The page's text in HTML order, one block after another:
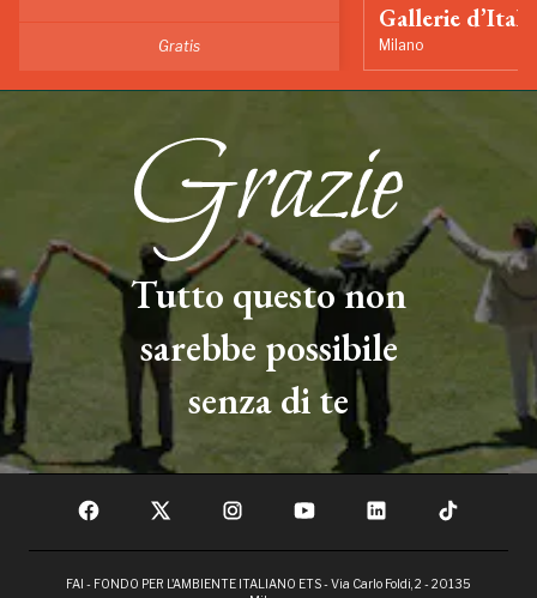
Gratis
Gallerie
Milano
Tutto questo non
sarebbe possibile
senza di te
FAI - FONDO PER L'AMBIENTE ITALIANO ETS - Via Carlo Foldi, 2 - 20135